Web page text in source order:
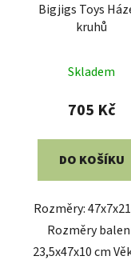
Bigjigs Toys
kruhů
Skladem
705 Kč
DO KOŠÍKU
Rozměry:
Rozměry
23,5x47x10 cm